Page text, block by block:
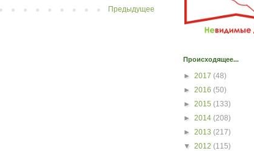
Предыдущее
Происходящее...
► 2017 (48)
► 2016 (50)
► 2015 (133)
► 2014 (208)
► 2013 (217)
▼ 2012 (115)